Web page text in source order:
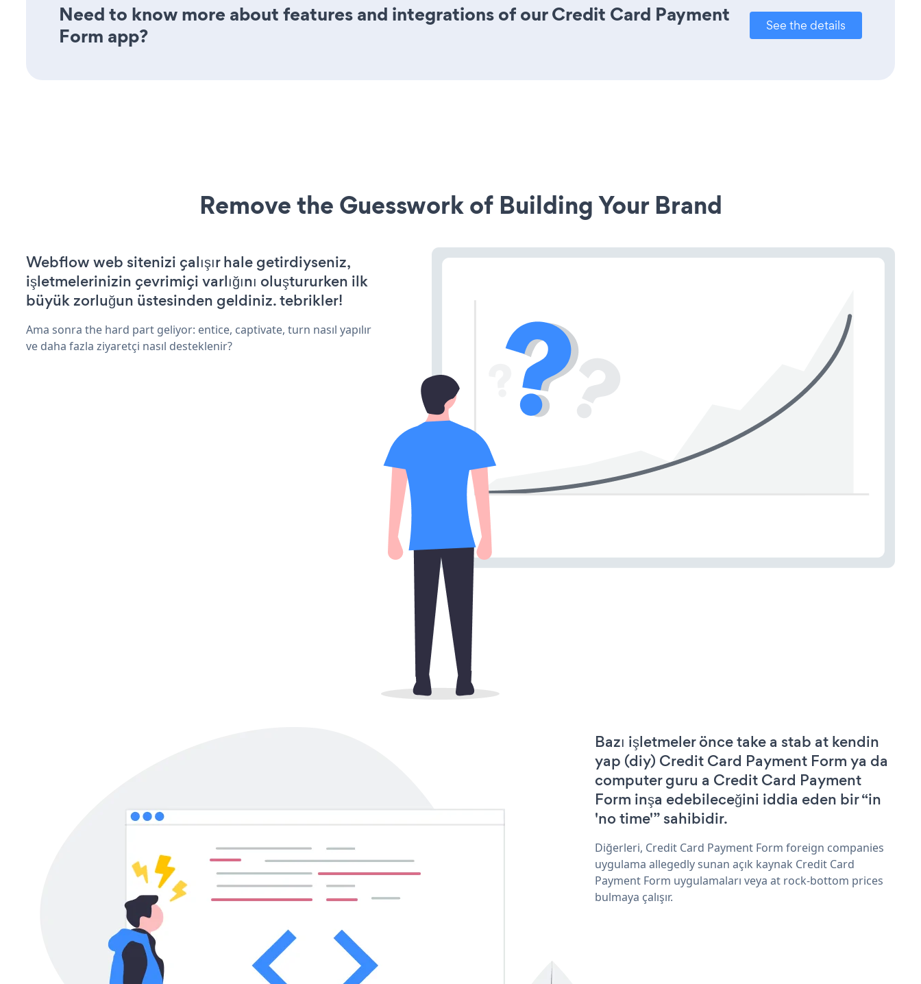
Need to know more about features and integrations of our Credit Card Payment
Form app?
See the details
Remove the Guesswork of Building Your Brand
Webflow web sitenizi çalışır hale getirdiyseniz,
işletmelerinizin çevrimiçi varlığını oluştururken ilk
büyük zorluğun üstesinden geldiniz. tebrikler!
Ama sonra the hard part geliyor: entice, captivate, turn nasıl yapılır
ve daha fazla ziyaretçi nasıl desteklenir?
Bazı işletmeler önce take a stab at kendin
yap (diy) Credit Card Payment Form ya da
computer guru a Credit Card Payment
Form inşa edebileceğini iddia eden bir “in
'no time'” sahibidir.
Diğerleri, Credit Card Payment Form foreign companies
uygulama allegedly sunan açık kaynak Credit Card
Payment Form uygulamaları veya at rock-bottom prices
bulmaya çalışır.